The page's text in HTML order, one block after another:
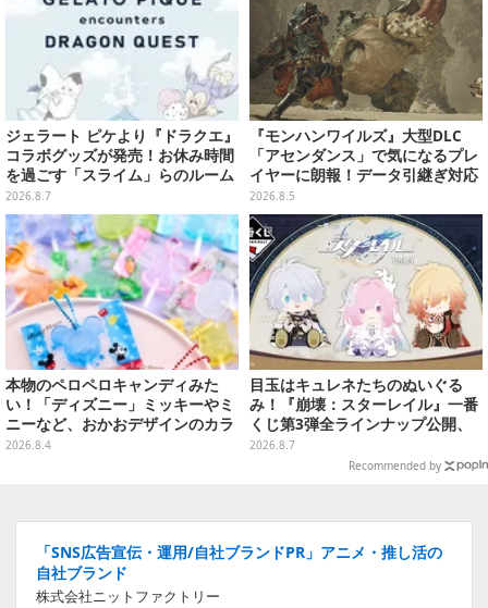
ジェラート ピケより『ドラクエ』
コラボグッズが発売！お休み時間
を過ごす「スライム」らのルーム
ウェア、雑貨など多数ラインナッ
プ
2026.8.7
『モンハンワイルズ』大型DLC
「アセンダンス」で気になるプレ
イヤーに朗報！データ引継ぎ対応
の「序盤体験版」が本日8月5日配
信
2026.8.5
本物のペロペロキャンディみた
い！「ディズニー」ミッキーやミ
ニーなど、おかおデザインのカラ
フルチャーム全10種が8月31日発
2026.8.4
目玉はキュレネたちのぬいぐる
み！『崩壊：スターレイル』一番
くじ第3弾全ラインナップ公開、
美麗ビジュアルのアクリルボード
2026.8.7
Recommended by
「SNS広告宣伝・運用/自社ブランドPR」アニメ・推し活の
自社ブランド
株式会社ニットファクトリー